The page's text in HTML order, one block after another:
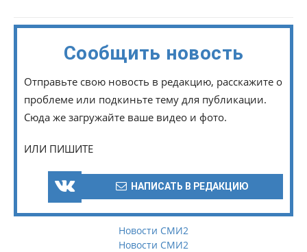
Сообщить новость
Отправьте свою новость в редакцию, расскажите о
проблеме или подкиньте тему для публикации.
Сюда же загружайте ваше видео и фото.
ИЛИ ПИШИТЕ
НАПИСАТЬ В РЕДАКЦИЮ
Новости СМИ2
Новости СМИ2